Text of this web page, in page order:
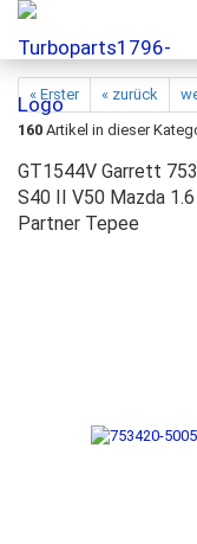
« Erster « zurück
160 Artikel in dieser
GT1544V Garrett
S40 II V50 Mazda
Partner Tepee